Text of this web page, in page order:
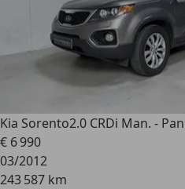
Kia Sorento2.0 CRDi Man. -
€ 6 990
03/2012
243 587 km